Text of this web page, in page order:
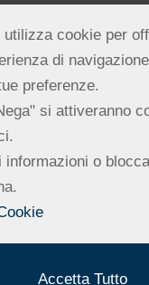
cookie per
di
preferenze.
si attiveranno
informazioni o
Accetta Tutto